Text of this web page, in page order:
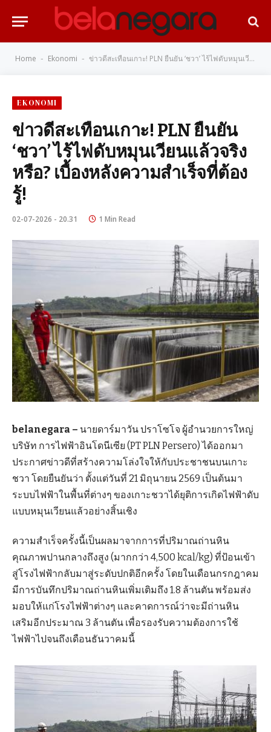
Home - Ekonomi - ข่าวดีสะเทือนเกาะ! PLN ยืนยัน ‘ชวา’ ไร้ไฟดับหมุนเวียนแล้วจริงหรือ? เบื้องหลังความสำเร็จที่ต้องรู้!
EKONOMI
ข่าวดีสะเทือนเกาะ! PLN ยืนยัน
‘ชวา’ ไร้ไฟดับหมุนเวียนแล้วจริง
หรือ? เบื้องหลังความสำเร็จที่ต้อง
รู้!
02-07-2026 - 20.31 1 Min Read
belanegara – นายดาร์มาวัน ปราโซโจ ผู้อำนวยการใหญ่
บริษัท การไฟฟ้าอินโดนีเซีย (PT PLN Persero) ได้ออกมา
ประกาศข่าวดีที่สร้างความโล่งใจให้กับประชาชนบนเกาะ
ชวา โดยยืนยันว่า ตั้งแต่วันที่ 21 มิถุนายน 2569 เป็นต้นมา
ระบบไฟฟ้าในพื้นที่ต่างๆ ของเกาะชวาได้ยุติการเกิดไฟฟ้าดับ
แบบหมุนเวียนแล้วอย่างสิ้นเชิง
ความสำเร็จครั้งนี้เป็นผลมาจากการที่ปริมาณถ่านหิน
คุณภาพปานกลางถึงสูง (มากกว่า 4,500 kcal/kg) ที่ป้อนเข้า
สู่โรงไฟฟ้ากลับมาสู่ระดับปกติอีกครั้ง โดยในเดือนกรกฎาคม
มีการบันทึกปริมาณถ่านหินเพิ่มเติมถึง 1.8 ล้านตัน พร้อมส่ง
มอบให้แก่โรงไฟฟ้าต่างๆ และคาดการณ์ว่าจะมีถ่านหิน
เสริมอีกประมาณ 3 ล้านตัน เพื่อรองรับความต้องการใช้
ไฟฟ้าไปจนถึงเดือนธันวาคมนี้